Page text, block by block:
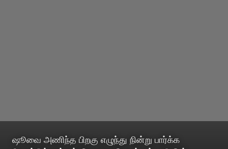
ஷூவை அணிந்த பிறகு எழுந்து நின்று பார்க்க